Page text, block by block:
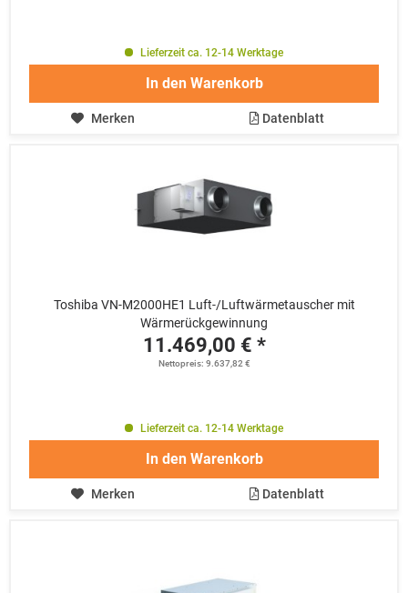
Lieferzeit ca. 12-14 Werktage
In den Warenkorb
Merken Datenblatt
Toshiba VN-M2000HE1 Luft-/Luftwärmetauscher mit
Wärmerückgewinnung
11.469,00 € *
Nettopreis: 9.637,82 €
Lieferzeit ca. 12-14 Werktage
In den Warenkorb
Merken Datenblatt